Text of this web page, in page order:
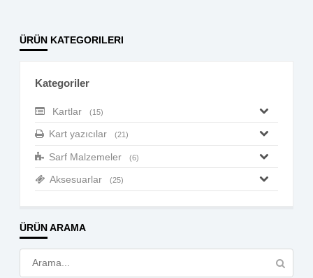
ÜRÜN KATEGORILERI
Kategoriler
Kartlar (15)
Kart yazıcılar (21)
Sarf Malzemeler (6)
Aksesuarlar (25)
ÜRÜN ARAMA